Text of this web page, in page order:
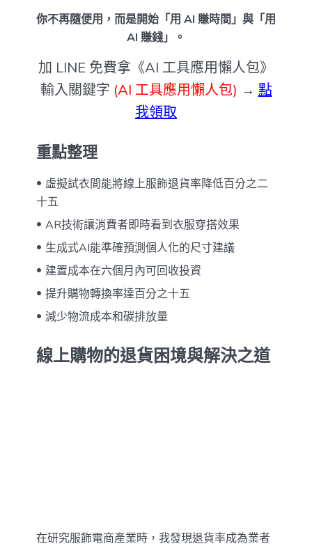
你不再隨便用，而是開始「用 AI 賺時間」與「用
AI 賺錢」。
加 LINE 免費拿《AI 工具應用懶人包》
輸入關鍵字 (AI 工具應用懶人包) → 點
我領取
重點整理
虛擬試衣間能將線上服飾退貨率降低百分之二
十五
AR技術讓消費者即時看到衣服穿搭效果
生成式AI能準確預測個人化的尺寸建議
建置成本在六個月內可回收投資
提升購物轉換率達百分之十五
減少物流成本和碳排放量
線上購物的退貨困境與解決之道
在研究服飾電商產業時，我發現退貨率成為業者